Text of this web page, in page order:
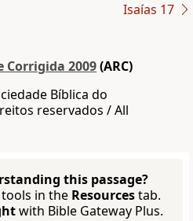
Isaías 17
Corrigida 2009(ARC)
Bíblica do
reservados / All
this passage?
in the Resourcestab.
with Bible Gateway Plus.